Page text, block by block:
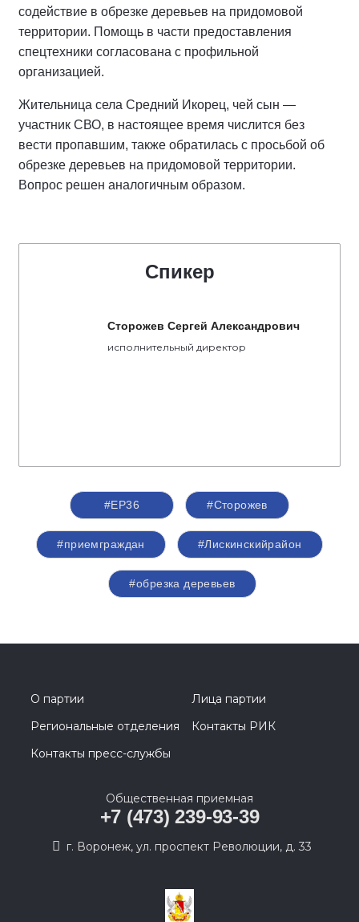
содействие в обрезке деревьев на придомовой
территории. Помощь в части предоставления
спецтехники согласована с профильной
организацией.
Жительница села Средний Икорец, чей сын —
участник СВО, в настоящее время числится без
вести пропавшим, также обратилась с просьбой об
обрезке деревьев на придомовой территории.
Вопрос решен аналогичным образом.
Спикер
Сторожев Сергей Александрович
исполнительный директор
#ЕР36 #Сторожев
#приемграждан #Лискинскийрайон
#обрезка деревьев
О партии
Лица партии
Региональные отделения
Контакты РИК
Контакты пресс-службы
Общественная приемная
+7 (473) 239-93-39
г. Воронеж, ул. проспект Революции, д. 33